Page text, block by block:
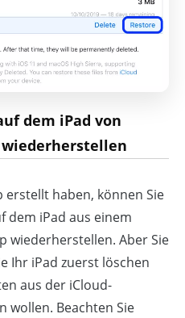
dem iPad von
wiederherstellen
erstellt haben, können Sie
dem iPad aus einem
wiederherstellen. Aber Sie
Ihr iPad zuerst löschen
aus der iCloud-
wollen. Beachten Sie